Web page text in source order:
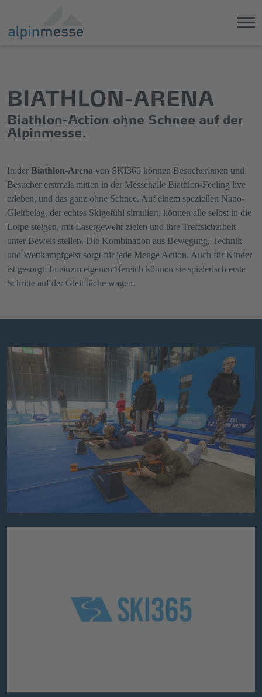
springen
springen
BIATHLON-ARENA
Biathlon-Action ohne Schnee auf der
Alpinmesse.
In der Biathlon-Arena von SKI365 können Besucherinnen und
Besucher erstmals mitten in der Messehalle Biathlon-Feeling live
erleben, und das ganz ohne Schnee. Auf einem speziellen Nano-
Gleitbelag, der echtes Skigefühl simuliert, können alle selbst in die
Loipe steigen, mit Lasergewehr zielen und ihre Treffsicherheit
unter Beweis stellen. Die Kombination aus Bewegung, Technik
und Wettkampfgeist sorgt für jede Menge Action. Auch für Kinder
ist gesorgt: In einem eigenen Bereich können sie spielerisch erste
Schritte auf der Gleitfläche wagen.